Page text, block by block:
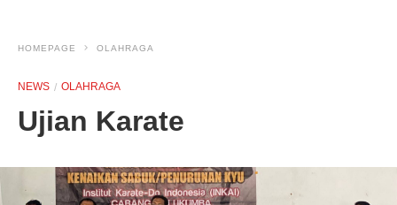
HOMEPAGE OLAHRAGA
NEWS OLAHRAGA
Ujian Karate